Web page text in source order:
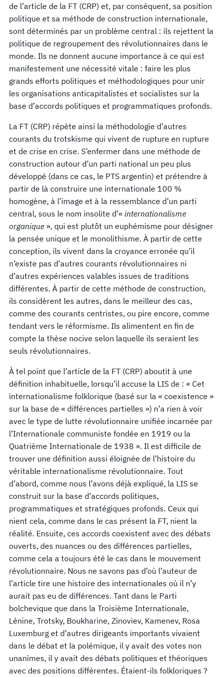
de l’article de la FT (CRP) et, par conséquent, sa position
politique et sa méthode de construction internationale,
sont déterminés par un problème central : ils rejettent la
politique de regroupement des révolutionnaires dans le
monde. Ils ne donnent aucune importance à ce qui est
manifestement une nécessité vitale : faire les plus
grands efforts politiques et méthodologiques pour unir
les organisations anticapitalistes et socialistes sur la
base d’accords politiques et programmatiques profonds.
La FT (CRP) répète ainsi la méthodologie d’autres
courants du trotskisme qui vivent de rupture en rupture
et de crise en crise. S’enfermer dans une méthode de
construction autour d’un parti national un peu plus
développé (dans ce cas, le PTS argentin) et prétendre à
partir de là construire une internationale 100 %
homogène, à l’image et à la ressemblance d’un parti
central, sous le nom insolite d’« internationalisme
organique », qui est plutôt un euphémisme pour désigner
la pensée unique et le monolithisme. À partir de cette
conception, ils vivent dans la croyance erronée qu’il
n’existe pas d’autres courants révolutionnaires ni
d’autres expériences valables issues de traditions
différentes. À partir de cette méthode de construction,
ils considèrent les autres, dans le meilleur des cas,
comme des courants centristes, ou pire encore, comme
tendant vers le réformisme. Ils alimentent en fin de
compte la thèse nocive selon laquelle ils seraient les
seuls révolutionnaires.
À tel point que l’article de la FT (CRP) aboutit à une
définition inhabituelle, lorsqu’il accuse la LIS de : « Cet
internationalisme folklorique (basé sur la « coexistence »
sur la base de « différences partielles ») n’a rien à voir
avec le type de lutte révolutionnaire unifiée incarnée par
l’Internationale communiste fondée en 1919 ou la
Quatrième Internationale de 1938 ». Il est difficile de
trouver une définition aussi éloignée de l’histoire du
véritable internationalisme révolutionnaire. Tout
d’abord, comme nous l’avons déjà expliqué, la LIS se
construit sur la base d’accords politiques,
programmatiques et stratégiques profonds. Ceux qui
nient cela, comme dans le cas présent la FT, nient la
réalité. Ensuite, ces accords coexistent avec des débats
ouverts, des nuances ou des différences partielles,
comme cela a toujours été le cas dans le mouvement
révolutionnaire. Nous ne savons pas d’où l’auteur de
l’article tire une histoire des internationales où il n’y
aurait pas eu de différences. Tant dans le Parti
bolchevique que dans la Troisième Internationale,
Lénine, Trotsky, Boukharine, Zinoviev, Kamenev, Rosa
Luxemburg et d’autres dirigeants importants vivaient
dans le débat et la polémique, il y avait des votes non
unanimes, il y avait des débats politiques et théoriques
avec des positions différentes. Étaient-ils folkloriques ?